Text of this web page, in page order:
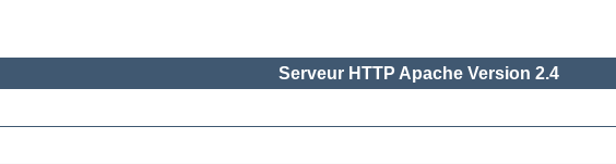
Serveur HTTP Apache Version 2.4